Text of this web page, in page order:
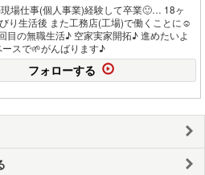
場仕事(個人事業)経験して卒業🙂… 18ヶ
り生活後 また工務店(工場)で働くことに☺️
目の無職生活♪ 空家実家開拓♪ 進めたいよ
ースで🌱がんばります♪
フォローする